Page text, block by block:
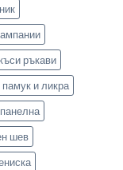
къси ръкави
памук и ликра
шев